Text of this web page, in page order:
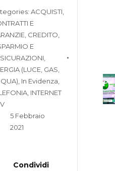
ACQUISTI,
E
, CREDITO,
E
(LUCE, GAS,
In Evidenza
INTERNET
5 Febbraio
2021
Condividi